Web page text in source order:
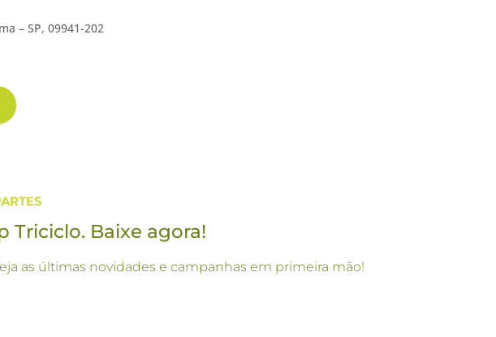
– SP, 09941-202
Baixe agora!
as últimas novidades e campanhas em primeira mão!